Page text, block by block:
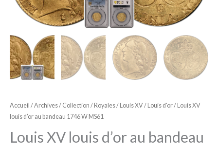
Accueil /Archives/ Collection / Royales/ Louis XV/ Louis d'or/ Louis XV
louis d’or au bandeau 1746 W MS61
Louis XV louis d’or au bandeau